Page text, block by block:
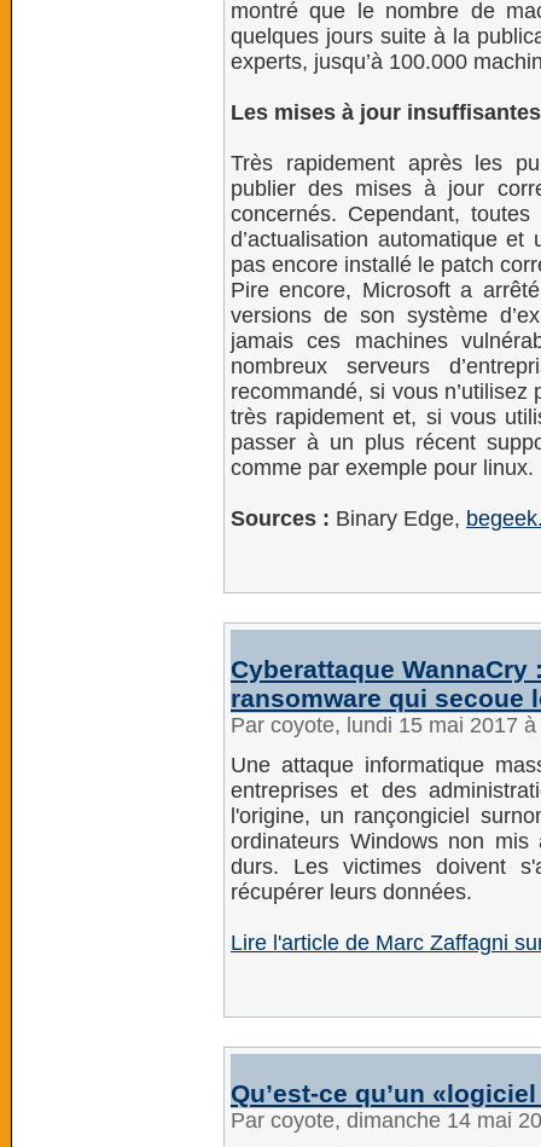
montré que le nombre de
quelques jours suite à la
experts, jusqu’à 100.000
Les mises à jour
Très rapidement après les
publier des mises à jour
concernés. Cependant,
d’actualisation automatique et
pas encore installé le patch
Pire encore, Microsoft a
versions de son système
jamais ces machines
nombreux serveurs
recommandé, si vous
très rapidement et, si vous
passer à un plus récent
comme par exemple pour linux.
Sources : Binary Edge,
Cyberattaque
ransomware qui secoue
Par coyote, lundi 15 mai 2017
Une attaque informatique
entreprises et des
l'origine, un rançongiciel
ordinateurs Windows non
durs. Les victimes doivent
récupérer leurs données.
Lire l'article de Marc Zaffagni
Qu’est-ce qu’un
Par coyote, dimanche 14 mai